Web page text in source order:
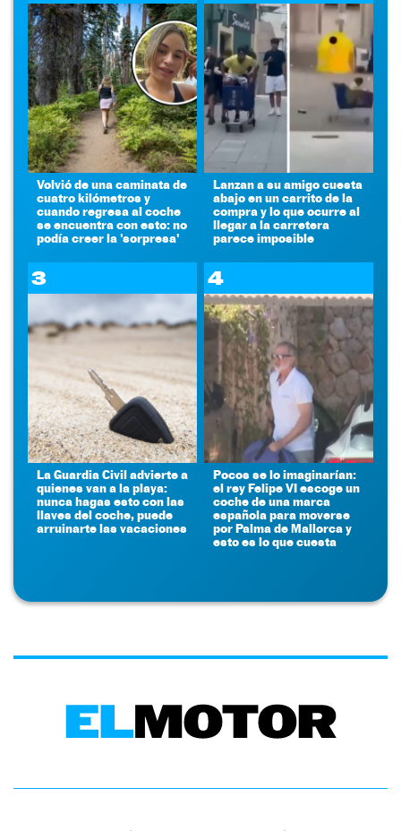
Volvió de una caminata de
cuatro kilómetros y
cuando regresa al coche
se encuentra con esto: no
podía creer la 'sorpresa'
Lanzan a su amigo cuesta
abajo en un carrito de la
compra y lo que ocurre al
llegar a la carretera
parece imposible
3
La Guardia Civil advierte a
quienes van a la playa:
nunca hagas esto con las
llaves del coche, puede
arruinarte las vacaciones
4
Pocos se lo imaginarían:
el rey Felipe VI escoge un
coche de una marca
española para moverse
por Palma de Mallorca y
esto es lo que cuesta